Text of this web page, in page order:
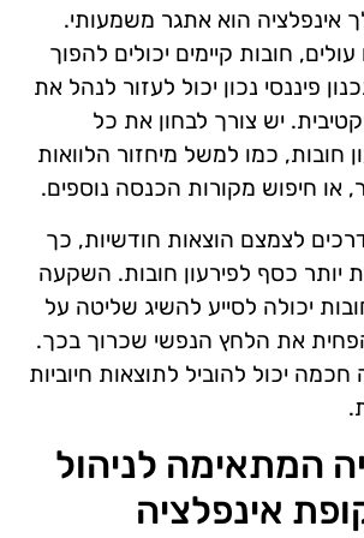
אינפלציה הוא אתגר משמעותי.
חובות קיימים יכולים להפוך
פיננסי נכון יכול לעזור לנהל את
יש צורך לבחון את כל
חובות, כמו למשל מיחזור הלוואות
או חיפוש מקורות הכנסה נוספים.
לצמצם הוצאות חודשיות, כך
יותר כסף לפירעון חובות. השקעה
יכולה לסייע להשיג שליטה על
את הלחץ הנפשי שכרוך בכך.
חכמה יכול להוביל לתוצאות חיוביות
המתאימה לניהול
אינפלציה